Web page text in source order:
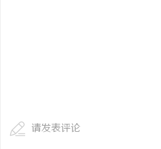
请发表评论